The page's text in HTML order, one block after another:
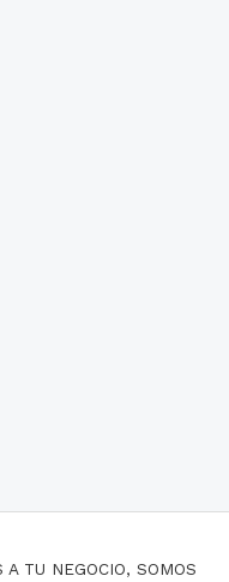
A TU NEGOCIO, SOMOS